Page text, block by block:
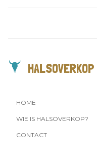
HALSOVERKOP
HOME
WIE IS HALSOVERKOP?
CONTACT